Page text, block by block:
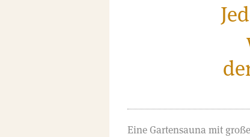
Eine Gartensauna mit